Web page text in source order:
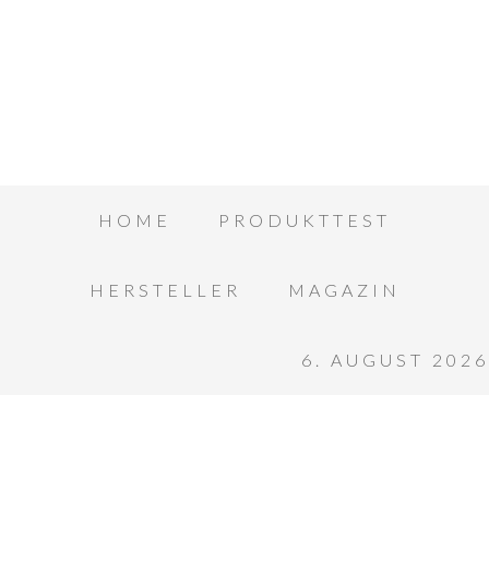
HOME PRODUKTTEST
HERSTELLER MAGAZIN
6. AUGUST 2026